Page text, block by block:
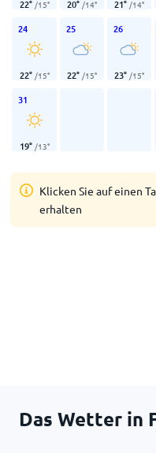
22° /15° 20° /14° 21° /14°
24
22° /15°
25
22° /15°
26
23° /15°
31
19° /13°
Klicken Sie auf einen
erhalten
Das Wetter in